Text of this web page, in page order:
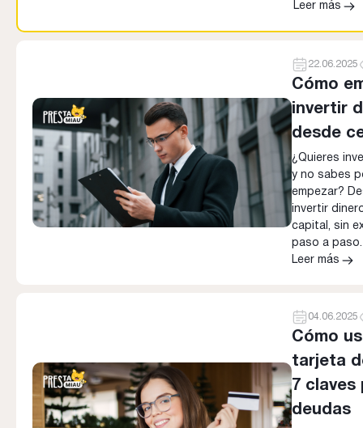
Leer más
22.06.2025
Cómo
invertir
desde
¿Quieres
y no sabes
empezar?
invertir
capital, sin
paso a paso.
Leer más
04.06.2025
Cómo
tarjeta
7 claves
deudas